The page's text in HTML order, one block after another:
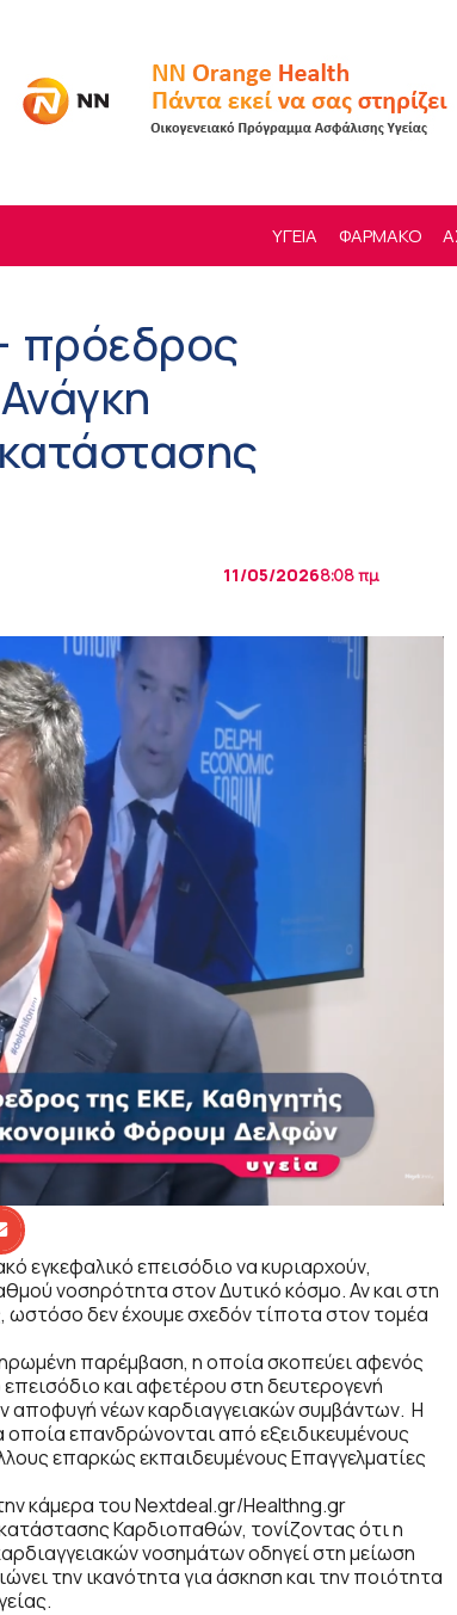
ΥΓΕΙΑ ΦΑΡΜΑΚΟ
πρόεδρος
11/05/20268:08 πμ
εγκεφαλικό επεισόδιο να κυριαρχούν,
νοσηρότητα στον Δυτικό κόσμο. Αν και στη
δεν έχουμε σχεδόν τίποτα στον τομέα
παρέμβαση, η οποία σκοπεύει αφενός
και αφετέρου στη δευτερογενή
αποφυγή νέων καρδιαγγειακών συμβάντων. Η
επανδρώνονται από εξειδικευμένους
επαρκώς εκπαιδευμένους Επαγγελματίες
κάμερα του Nextdeal.gr/Healthng.gr
Καρδιοπαθών, τονίζοντας ότι η
νοσημάτων οδηγεί στη μείωση
την ικανότητα για άσκηση και την ποιότητα